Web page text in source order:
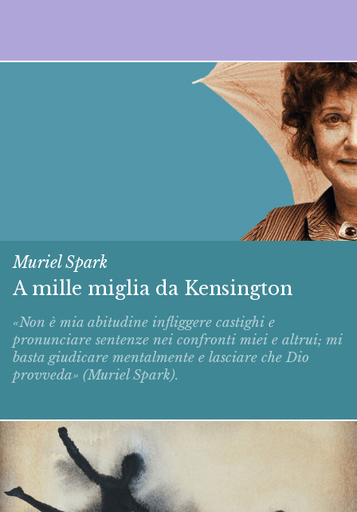
Muriel Spark
A mille miglia da Kensington
«Non è mia abitudine infliggere castighi e
pronunciare sentenze nei confronti miei e altrui; mi
basta giudicare mentalmente e lasciare che Dio
provveda» (Muriel Spark).